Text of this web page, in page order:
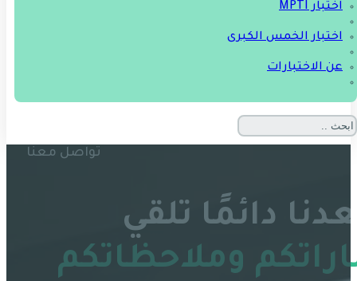
اختبار MPTI
اختبار الخمس الكبرى
عن الاختبارات
تواصل معنا
دائمًا تلقي
وملاحظاتكم